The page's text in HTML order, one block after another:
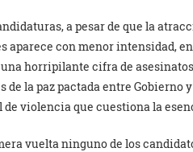
a pesar de que la
aparece con menor intensidad,
horripilante cifra de
de la paz pactada entre Gobierno
violencia que cuestiona la
vuelta ninguno de los